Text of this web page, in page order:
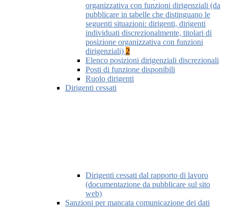
organizzativa con funzioni dirigenziali (da
pubblicare in tabelle che distinguano le
seguenti situazioni: dirigenti, dirigenti
individuati discrezionalmente, titolari di
posizione organizzativa con funzioni
dirigenziali) 2
Elenco posizioni dirigenziali discrezionali
Posti di funzione disponibili
Ruolo dirigenti
Dirigenti cessati
Dirigenti cessati dal rapporto di lavoro
(documentazione da pubblicare sul sito
web)
Sanzioni per mancata comunicazione dei dati